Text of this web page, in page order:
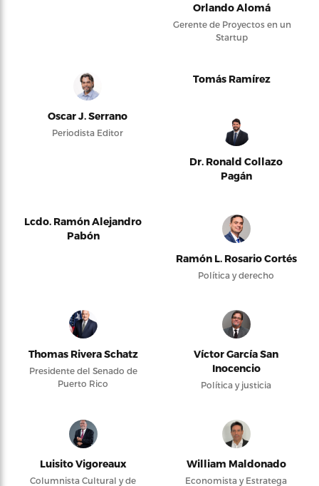
Orlando Alomá
Gerente de Proyectos en un
Startup
Oscar J. Serrano
Periodista Editor
Tomás Ramírez
Dr. Ronald Collazo
Pagán
Lcdo. Ramón Alejandro
Pabón
Ramón L. Rosario Cortés
Política y derecho
Thomas Rivera Schatz
Presidente del Senado de
Puerto Rico
Víctor García San
Inocencio
Política y justicia
Luisito Vigoreaux
Columnista Cultural y de
William Maldonado
Economista y Estratega